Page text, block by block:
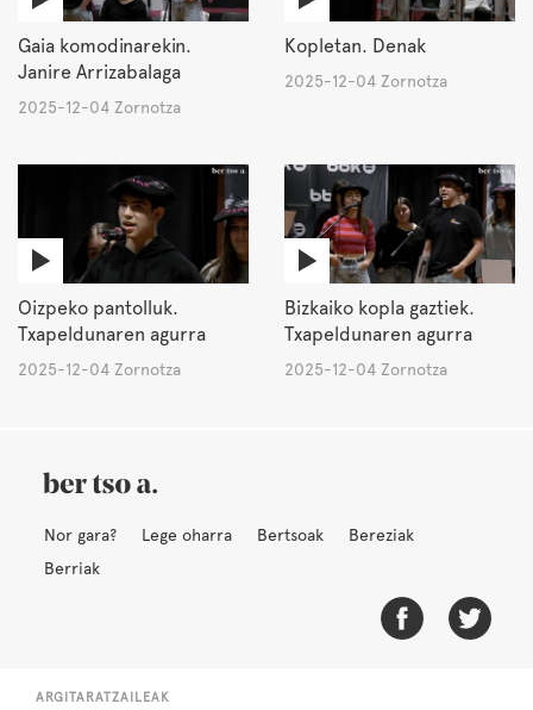
Gaia komodinarekin.
Janire Arrizabalaga
2025-12-04 Zornotza
Kopletan. Denak
2025-12-04 Zornotza
Oizpeko pantolluk.
Txapeldunaren agurra
2025-12-04 Zornotza
Bizkaiko kopla gaztiek.
Txapeldunaren agurra
2025-12-04 Zornotza
Nor gara? Lege oharra Bertsoak
Bereziak
Berriak
ARGITARATZAILEAK